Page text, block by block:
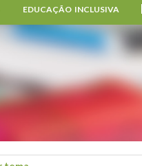
EDUCAÇÃO INCLUSIVA